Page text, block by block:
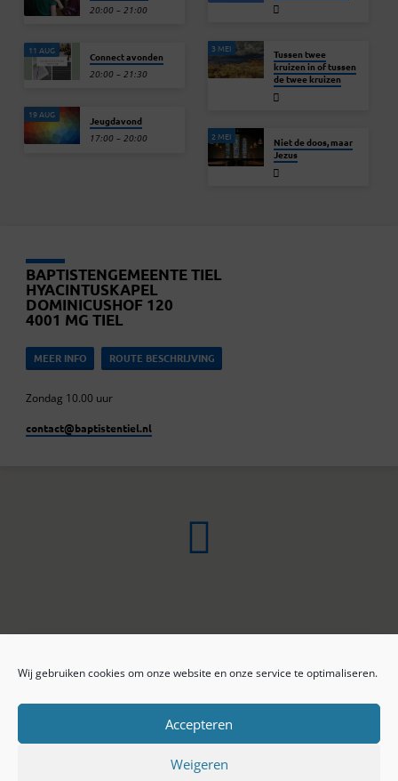
Wij gebruiken cookies om onze website en onze service te optimaliseren.
Accepteren
Weigeren
20:00 – 21:00
11 AUG Connect avonden
20:00 – 21:30
19 AUG Jeugdavond
17:00 – 20:00
3 MEI
Tussen twee
kruizen in of tussen
de twee kruizen
2 MEI
Niet de doos, maar
Jezus
BAPTISTENGEMEENTE TIEL
HYACINTUSKAPEL
DOMINICUSHOF 120
4001 MG TIEL
MEER INFO ROUTE BESCHRIJVING
Zondag 10.00 uur
contact​@baptistentiel.nl
ONLINE ARCHIEF
Privacy beleid